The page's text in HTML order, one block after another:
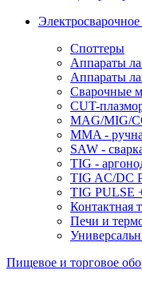
Споттеры
Аппараты
Аппараты
Сварочные
CUT-
MAG/MIG/
MMA -
SAW -
TIG -
TIG AC/DC
TIG PULSE
Контактная
Печи и
Пищевое и торговое